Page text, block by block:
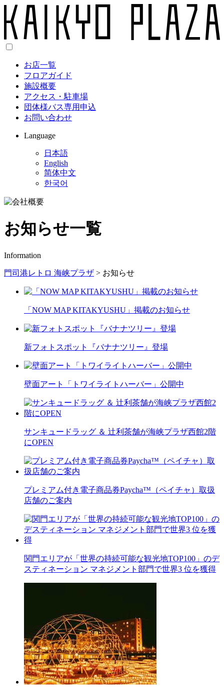
お店一覧
フロアガイド
施設概要
アクセス・駐車場
団体様バス専用申込
お問い合わせ
Language
日本語
English
简体中文
한국어
お知らせ一覧
Information
門司港レトロ 海峡プラザ > お知らせ
「NOW MAP KITAKYUSHU」掲載のお知らせ
新フォトスポット『バナナツリー』登場
壁面アート「トワイライトハーバー」公開中
サンキュードラッグ ＆ 辻󠄀利茶舗が海峡プラザ西館2階
にOPEN
プレミアム付き電子商品券Paycha™（ペイチャ）取扱
店舗のご案内
関門エリアが「世界の持続可能な観光地TOP100」のデ
スティネーション マネジメント部門で世界3 位を獲得